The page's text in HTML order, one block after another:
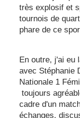
très explosif et
tournois de
phare de ce
En outre, j'ai eu
avec Stéphanie
Nationale 1
toujours
cadre d'un
échanges,